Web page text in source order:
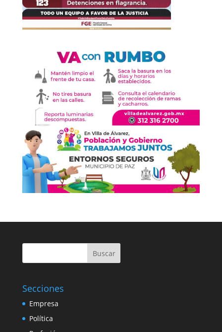
Buscar
Secciones
Empresa
Política